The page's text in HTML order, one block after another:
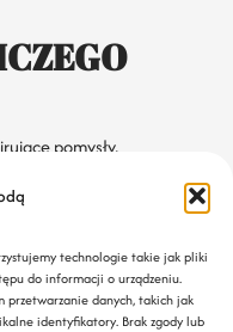
technologie takie jak pliki
do informacji o urządzeniu.
przetwarzanie danych, takich jak
identyfikatory. Brak zgody lub
pomysły,
eksperymenty.